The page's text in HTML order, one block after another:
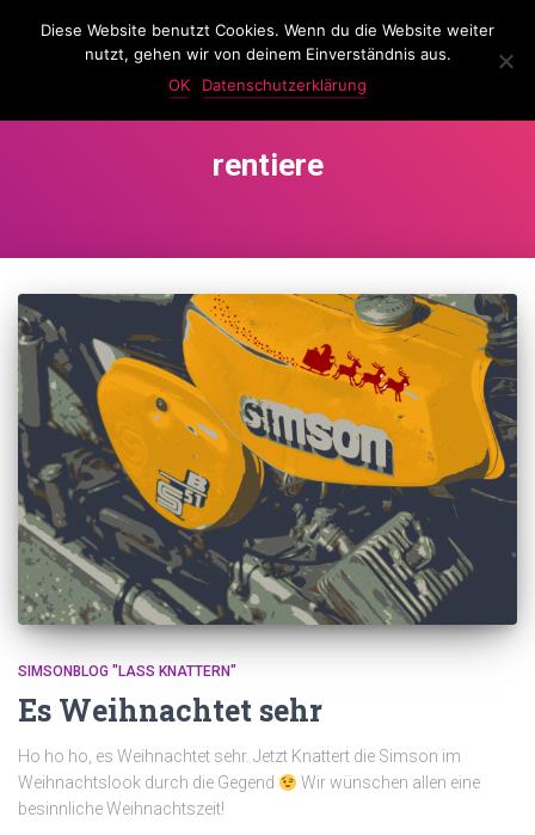
LassKnattern
rentiere
SIMSONBLOG "LASS KNATTERN"
Es Weihnachtet sehr
Ho ho ho, es Weihnachtet sehr. Jetzt Knattert die Simson im
Weihnachtslook durch die Gegend
Wir wünschen allen eine
besinnliche Weihnachtszeit!
Diese Website benutzt Cookies. Wenn du die Website weiter
nutzt, gehen wir von deinem Einverständnis aus.
OK
Datenschutzerklärung